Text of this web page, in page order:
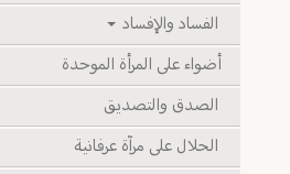
الفساد والإفساد
أضواء على المرأة الموحدة
الصدق والتصديق
الحلال على مرآة عرفانية